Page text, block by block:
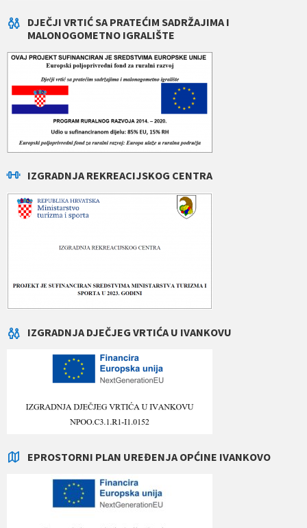
DJEČJI VRTIĆ SA PRATEĆIM SADRŽAJIMA I
MALONOGOMETNO IGRALIŠTE
IZGRADNJA REKREACIJSKOG CENTRA
IZGRADNJA DJEČJEG VRTIĆA U IVANKOVU
EPROSTORNI PLAN UREĐENJA OPĆINE IVANKOVO